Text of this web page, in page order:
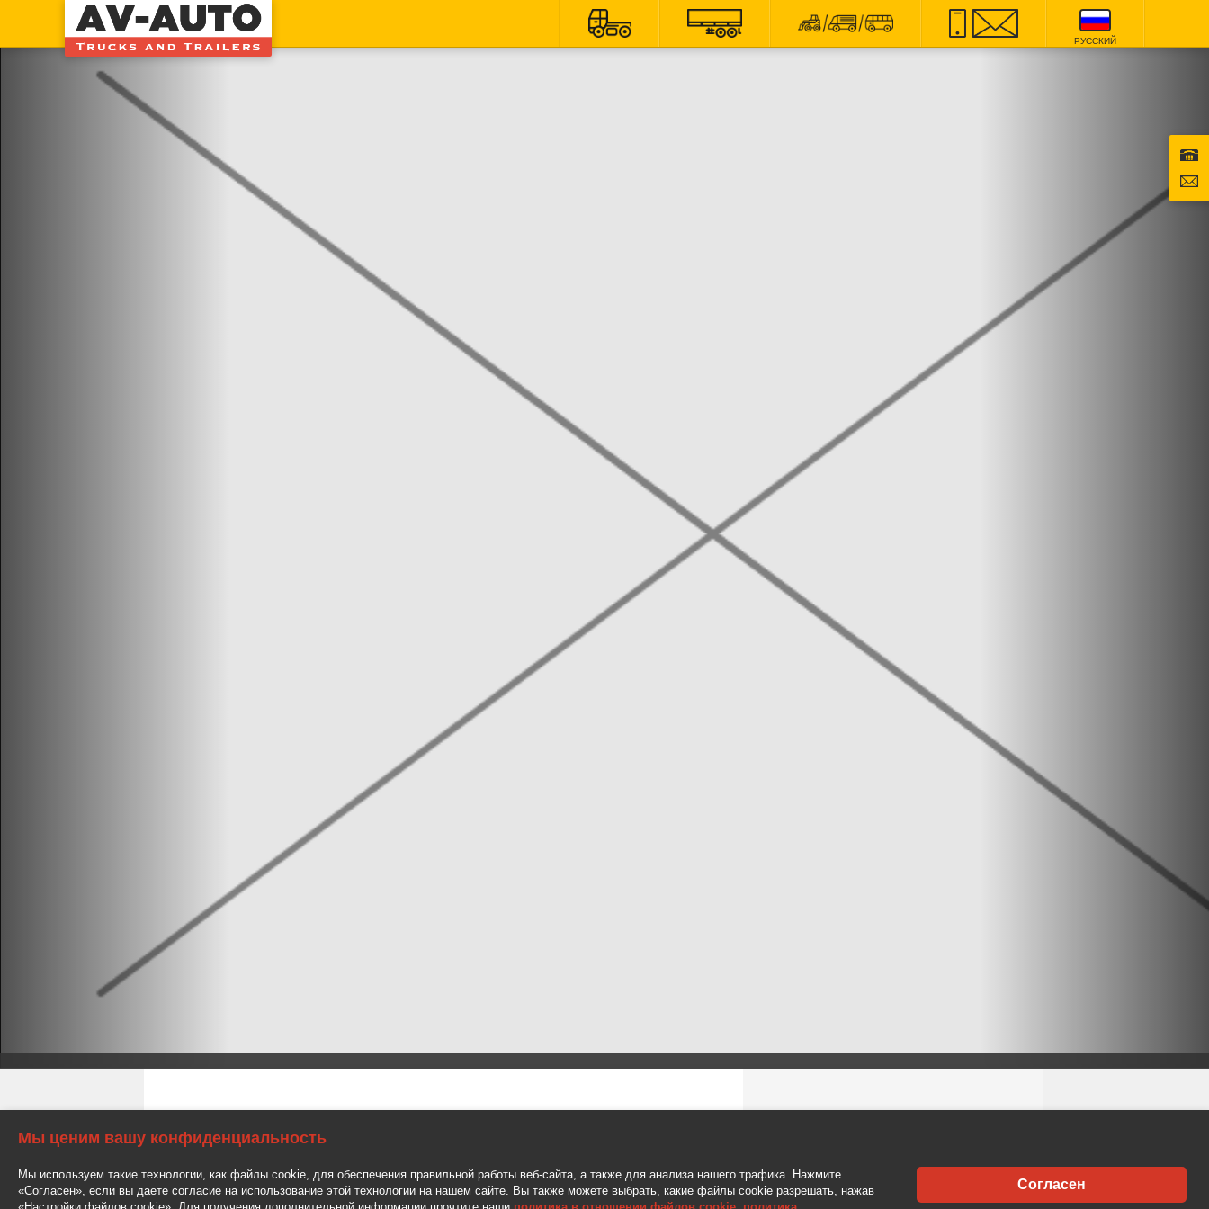
РУССКИЙ
Kastytis
Мы ценим вашу конфиденциальность
Мы используем такие технологии, как файлы cookie, для обеспечения правильной работы веб-сайта, а также для анализа нашего трафика. Нажмите
«Согласен», если вы даете согласие на использование этой технологии на нашем сайте. Вы также можете выбрать, какие файлы cookie разрешать, нажав
Согласен